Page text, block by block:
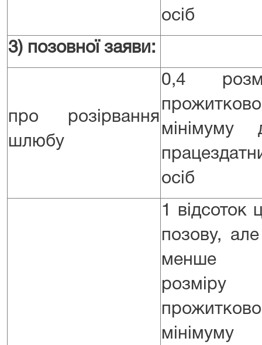
осіб
3) позовної заяви:
про розірвання
шлюбу
0,4
мінімуму
осіб
1 відсоток
позову,
менше
розміру
мінімуму